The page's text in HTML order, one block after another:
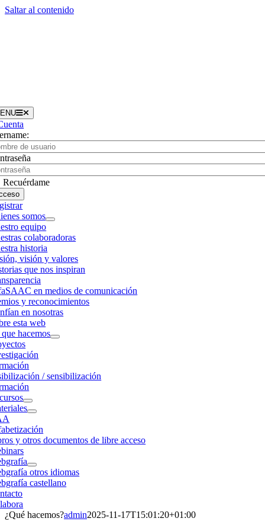
Saltar al contenido
Recuérdame
somos
equipo
colaboradoras
historia
visión y valores
que nos inspiran
en medios de comunicación
y reconocimientos
en nosotras
esta web
hacemos
/ sensibilización
y otros documentos de libre acceso
otros idiomas
castellano
¿Qué hacemos?admin2025-11-17T15:01:20+01:00